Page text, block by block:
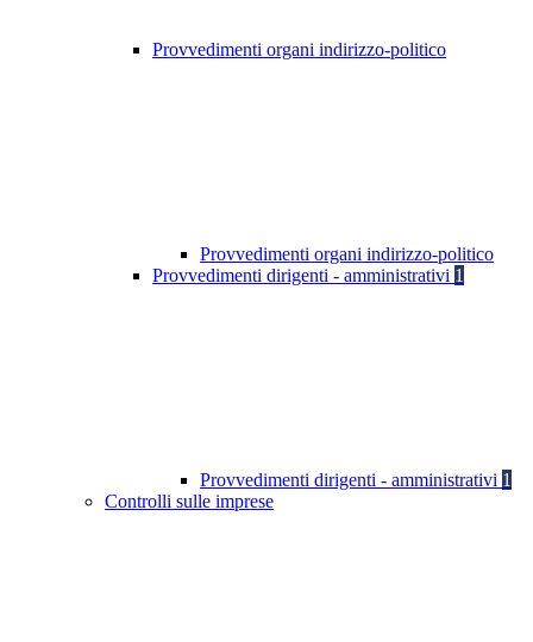
Provvedimenti organi indirizzo-politico
Provvedimenti organi indirizzo-politico
Provvedimenti dirigenti - amministrativi 1
Provvedimenti dirigenti - amministrativi 1
Controlli sulle imprese